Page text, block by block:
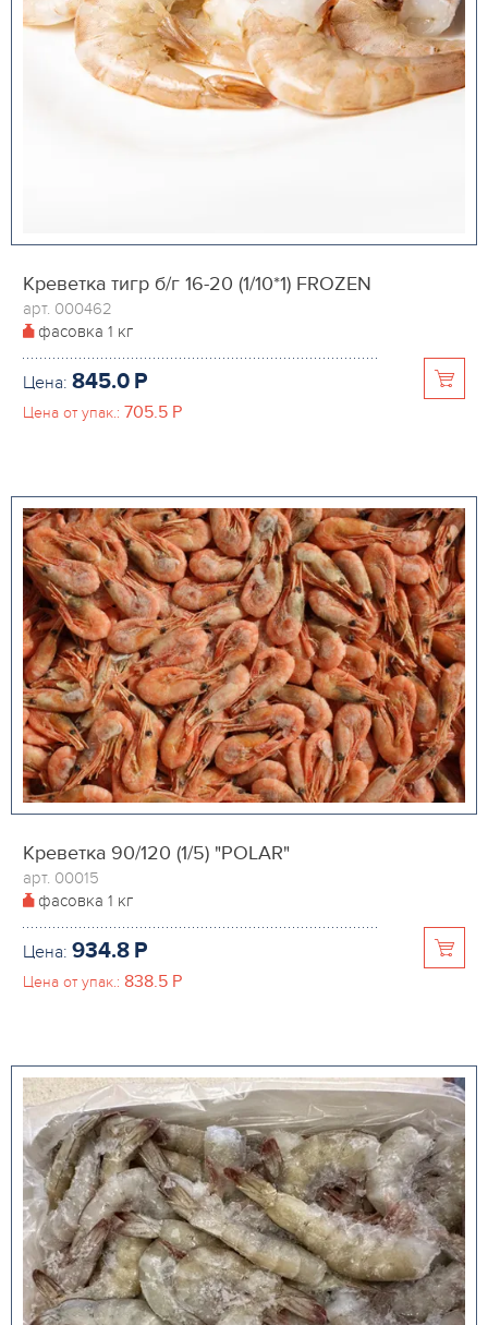
Креветка тигр б/г 16-20 (1/10*1) FROZEN
арт. 000462
фасовка 1 кг
Цена: 845.0 P
Цена от упак.: 705.5 P
Креветка 90/120 (1/5) "POLAR"
арт. 00015
фасовка 1 кг
Цена: 934.8 P
Цена от упак.: 838.5 P